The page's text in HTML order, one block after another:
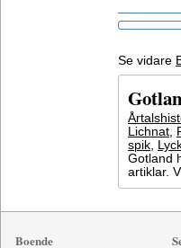
Se vidare
Lichnat,
spik,
Gotland
artiklar.
Boende